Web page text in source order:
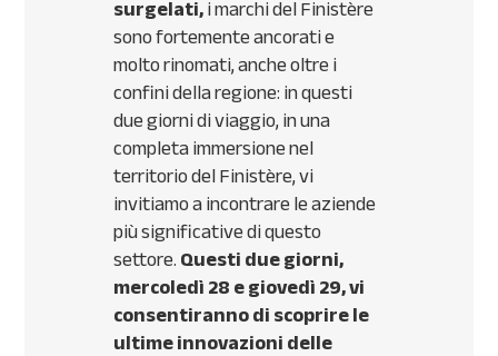
surgelati,i marchi del Finistère
sono fortemente ancorati e
molto rinomati, anche oltre i
confini della regione: in questi
due giorni di viaggio, in una
completa immersione nel
territorio del Finistère, vi
invitiamo a incontrare le aziende
più significative di questo
settore.Questi due giorni,
mercoledì 28 e giovedì 29, vi
consentiranno di scoprire le
ultime innovazioni delle